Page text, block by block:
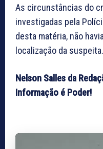
As circunstâncias do
investigadas pela
desta matéria, não
localização da suspeita.
Nelson Salles da
Informação é Poder!